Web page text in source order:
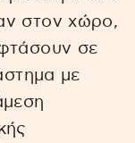
στον χώρο,
σε
με